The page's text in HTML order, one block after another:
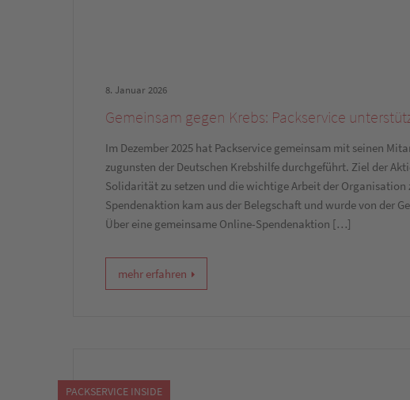
8. Januar 2026
Gemeinsam gegen Krebs: Packservice
Im Dezember 2025 hat Packservice gemeinsam mit seinen
zugunsten der Deutschen Krebshilfe durchgeführt. Ziel der
Solidarität zu setzen und die wichtige Arbeit der
Spendenaktion kam aus der Belegschaft und wurde von der
Über eine gemeinsame Online-Spendenaktion […]
mehr erfahren
PACKSERVICE INSIDE